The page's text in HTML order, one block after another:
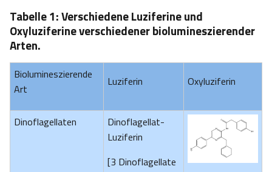
Biolumineszierende
Art
Luziferin Oxyluziferin
Tabelle 1: Verschiedene Luziferine und
Oxyluziferine verschiedener biolumineszierender
Arten.
Dinoflagellaten
Dinoflagellat-
Luziferin
[3 Dinoflagellate